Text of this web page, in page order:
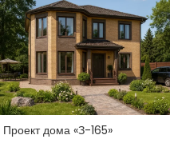
Проект дома «З-165»